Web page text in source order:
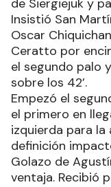
de Siergiejuk y
Insistió San
Oscar
Ceratto por
el segundo palo
sobre los 42’.
Empezó el
el primero en
izquierda para la
definición
Golazo de
ventaja. Recibió